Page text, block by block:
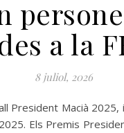
a la
8 juliol, 2026
President Macià
Els Premis